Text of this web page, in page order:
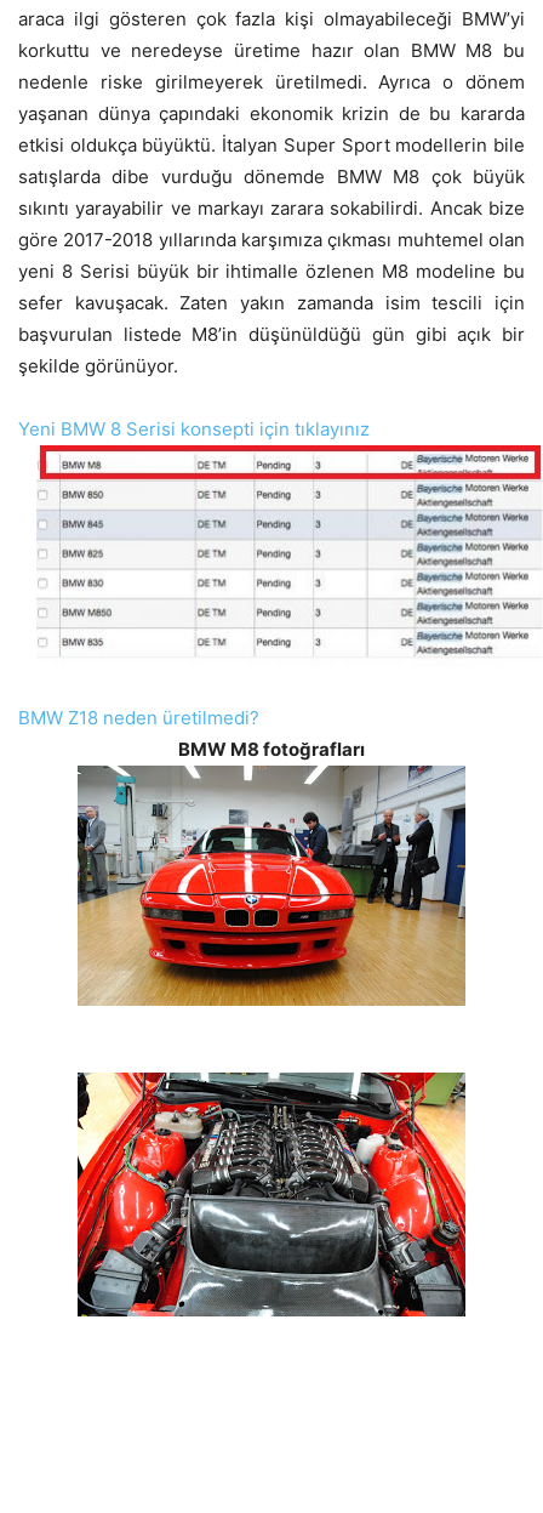
araca ilgi gösteren çok fazla kişi olmayabileceği BMW’yi
korkuttu ve neredeyse üretime hazır olan BMW M8 bu
nedenle riske girilmeyerek üretilmedi. Ayrıca o dönem
yaşanan dünya çapındaki ekonomik krizin de bu kararda
etkisi oldukça büyüktü. İtalyan Super Sport modellerin bile
satışlarda dibe vurduğu dönemde BMW M8 çok büyük
sıkıntı yarayabilir ve markayı zarara sokabilirdi. Ancak bize
göre 2017-2018 yıllarında karşımıza çıkması muhtemel olan
yeni 8 Serisi büyük bir ihtimalle özlenen M8 modeline bu
sefer kavuşacak. Zaten yakın zamanda isim tescili için
başvurulan listede M8’in düşünüldüğü gün gibi açık bir
şekilde görünüyor.
Yeni BMW 8 Serisi konsepti için tıklayınız
BMW Z18 neden üretilmedi?
BMW M8 fotoğrafları